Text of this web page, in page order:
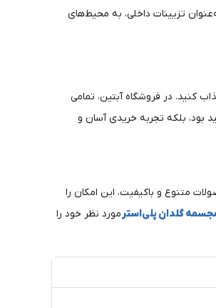
تزیینات داخلی، به محیط‌های
کنید. در فروشگاه آبتین، تمامی
بود، بلکه تجربه خریدی آسان و
متنوع و باکیفیت، این امکان را
گلدان پلی‌استرمورد نظر خود را